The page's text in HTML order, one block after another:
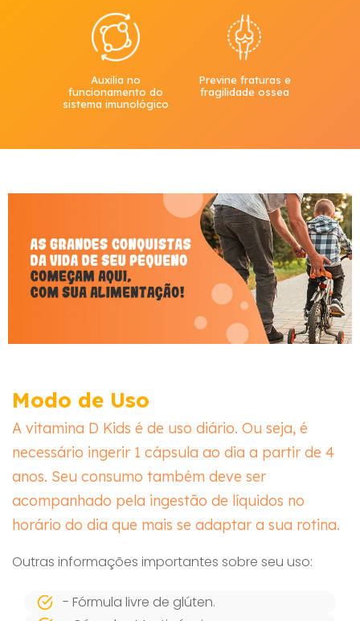
Auxilia no
funcionamento do
sistema imunológico
Previne fraturas e
fragilidade ossea
Modo de Uso
A vitamina D Kids é de uso diário. Ou seja, é
necessário ingerir 1 cápsula ao dia a partir de 4
anos. Seu consumo também deve ser
acompanhado pela ingestão de líquidos no
horário do dia que mais se adaptar a sua rotina.
Outras informações importantes sobre seu uso:
- Fórmula livre de glúten.